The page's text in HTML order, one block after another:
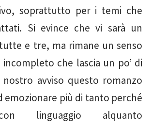
soprattutto per i temi che
Si evince che vi sarà un
e tre, ma rimane un senso
incompleto che lascia un po’ di
nostro avviso questo romanzo
emozionare più di tanto perché
linguaggio alquanto